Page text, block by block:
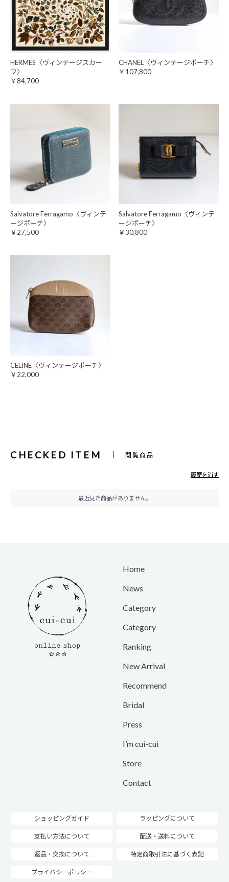
HERMES〈ヴィンテージスカー
フ〉
￥84,700
CHANEL〈ヴィンテージポーチ〉
￥107,800
Salvatore Ferragamo〈ヴィンテ
ージポーチ〉
￥27,500
Salvatore Ferragamo〈ヴィンテ
ージポーチ〉
￥30,800
CELINE〈ヴィンテージポーチ〉
￥22,000
CHECKED ITEM 閲覧商品
履歴を消す
最近見た商品がありません。
Home
News
Category
Category
Ranking
New Arrival
Recommend
Bridal
Press
I’m cui-cui
Store
Contact
ショッピングガイド ラッピングについて
支払い方法について 配送・送料について
返品・交換について 特定商取引法に基づく表記
プライバシーポリシー